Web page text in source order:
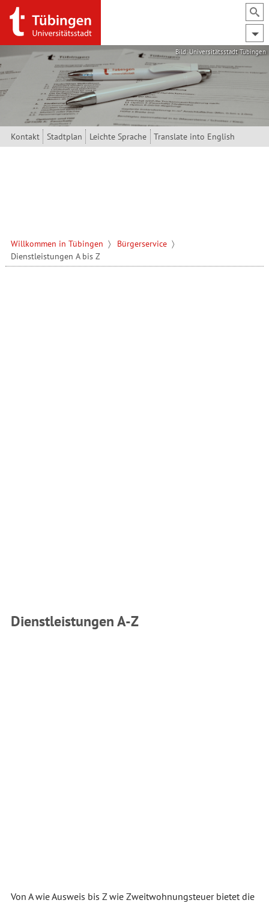
Direkt zum Inhalt
Bild: Universitätsstadt Tübingen
Kontakt Stadtplan Leichte Sprache Translate into English
Willkommen in Tübingen
Bürgerservice
Dienstleistungen A bis Z
Dienstleistungen A-Z
Von A wie Ausweis bis Z wie Zweitwohnungsteuer bietet die